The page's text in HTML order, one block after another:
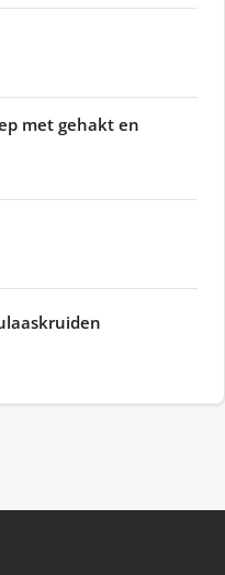
met gehakt en